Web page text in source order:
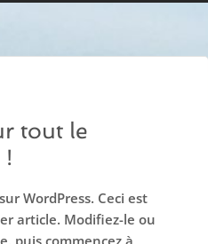
tout le
!
WordPress. Ceci est
article. Modifiez-le ou